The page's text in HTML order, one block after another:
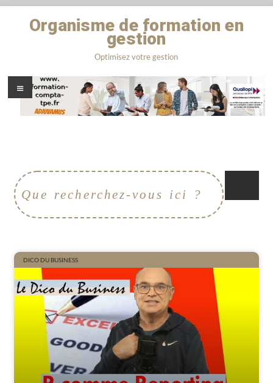
Organisme de formation en
gestion
Optimisez votre gestion
DICO DU BUSINESS